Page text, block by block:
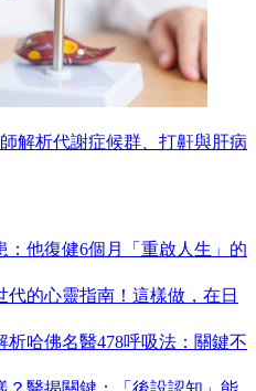
解析代謝症候群、打鼾與肝病
：他復健6個月「重啟人生」的
的心靈指南！這樣做，在日
哈佛名醫478呼吸法：關鍵不